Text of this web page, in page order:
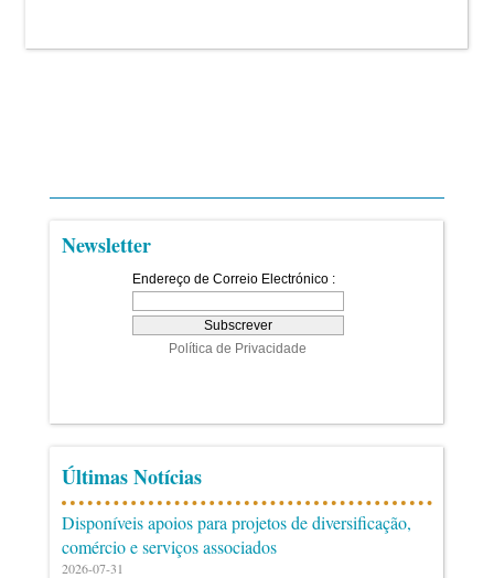
Newsletter
Últimas Notícias
Disponíveis apoios para projetos de diversificação,
comércio e serviços associados
2026-07-31